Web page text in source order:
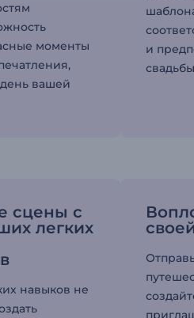
моменты
вашей
и
сцены с
легких
навыков не